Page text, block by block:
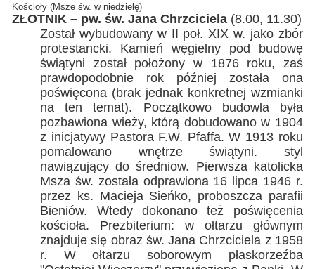
Kościoły (Msze św. w niedzielę)
ZŁOTNIK – pw. św. Jana Chrzciciela (8.00, 11.30)
Został wybudowany w II poł. XIX w. jako zbór
protestancki. Kamień węgielny pod budowę
świątyni został położony w 1876 roku, zaś
prawdopodobnie rok później została ona
poświęcona (brak jednak konkretnej wzmianki
na ten temat). Początkowo budowla była
pozbawiona wieży, którą dobudowano w 1904
z inicjatywy Pastora F.W. Pfaffa. W 1913 roku
pomalowano wnętrze świątyni. styl
nawiązujący do średniow. Pierwsza katolicka
Msza św. została odprawiona 16 lipca 1946 r.
przez ks. Macieja Sieńko, proboszcza parafii
Bieniów. Wtedy dokonano też poświęcenia
kościoła. Prezbiterium: w ołtarzu głównym
znajduje się obraz św. Jana Chrzciciela z 1958
r. W ołtarzu soborowym płaskorzeźba